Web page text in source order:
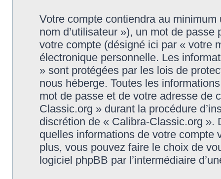
Votre compte contiendra au
nom d’utilisateur »), un mot de
votre compte (désigné ici par « votre
électronique personnelle. Les
» sont protégées par les lois de
nous héberge. Toutes les
mot de passe et de votre adresse de
Classic.org » durant la procédure
discrétion de « Calibra-Classic.org
quelles informations de votre compte
plus, vous pouvez faire le choix de
logiciel phpBB par l’intermédiaire